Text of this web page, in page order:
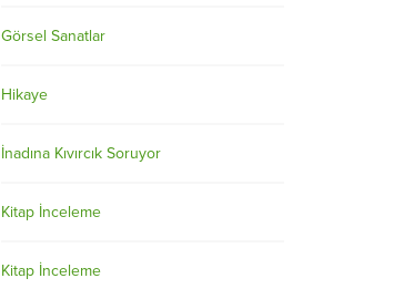
Görsel Sanatlar
Hikaye
İnadına Kıvırcık Soruyor
Kitap İnceleme
Kitap İnceleme